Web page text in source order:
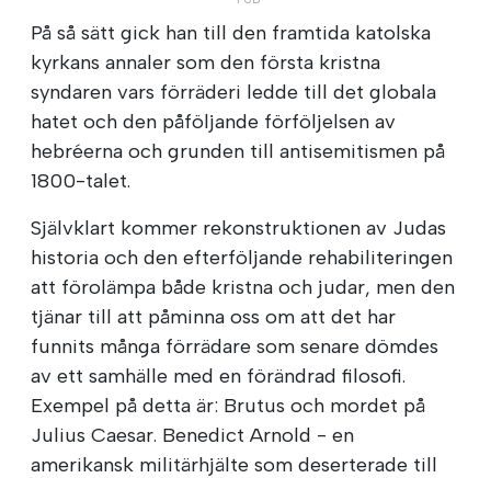
På så sätt gick han till den framtida katolska
kyrkans annaler som den första kristna
syndaren vars förräderi ledde till det globala
hatet och den påföljande förföljelsen av
hebréerna och grunden till antisemitismen på
1800-talet.
Självklart kommer rekonstruktionen av Judas
historia och den efterföljande rehabiliteringen
att förolämpa både kristna och judar, men den
tjänar till att påminna oss om att det har
funnits många förrädare som senare dömdes
av ett samhälle med en förändrad filosofi.
Exempel på detta är: Brutus och mordet på
Julius Caesar. Benedict Arnold - en
amerikansk militärhjälte som deserterade till